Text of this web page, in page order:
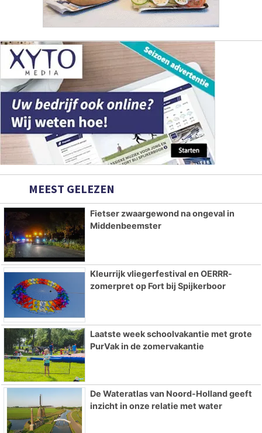
MEEST GELEZEN
Fietser zwaargewond na ongeval in
Middenbeemster
Kleurrijk vliegerfestival en OERRR-
zomerpret op Fort bij Spijkerboor
Laatste week schoolvakantie met grote
PurVak in de zomervakantie
De Wateratlas van Noord-Holland geeft
inzicht in onze relatie met water